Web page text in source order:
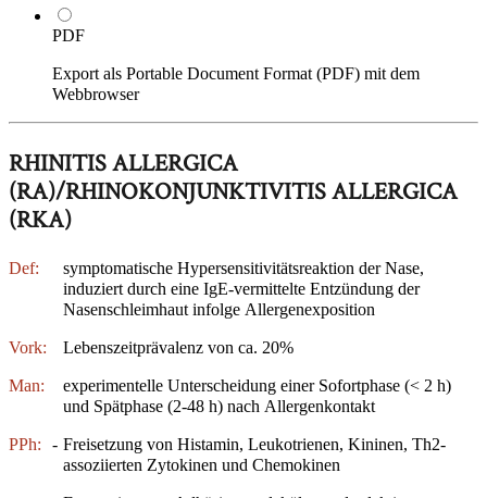
PDF
Export als Portable Document Format (PDF) mit dem
Webbrowser
RHINITIS ALLERGICA
(RA)/RHINOKONJUNKTIVITIS ALLERGICA
(RKA)
Def:
symptomatische Hypersensitivitätsreaktion der Nase,
induziert durch eine IgE-vermittelte Entzündung der
Nasenschleimhaut infolge Allergenexposition
Vork: Lebenszeitprävalenz von ca. 20%
Man:
experimentelle Unterscheidung einer Sofortphase (< 2 h)
und Spätphase (2-48 h) nach Allergenkontakt
PPh: - Freisetzung von Histamin, Leukotrienen, Kininen, Th2-
assoziierten Zytokinen und Chemokinen